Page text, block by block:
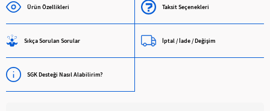
Ürün Özellikleri Taksit Seçenekleri
Sıkça Sorulan Sorular İptal / İade / Değişim
SGK Desteği Nasıl Alabilirim?